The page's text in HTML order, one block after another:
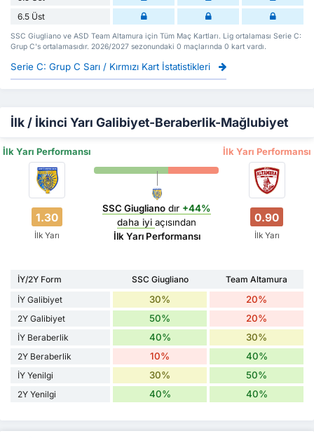
6.5 Üst
SSC Giugliano ve ASD Team Altamura için Tüm Maç Kartları. Lig ortalaması Serie C:
Grup C's ortalamasıdır. 2026/2027 sezonundaki 0 maçlarında 0 kart vardı.
Serie C: Grup C Sarı / Kırmızı Kart İstatistikleri
İlk / İkinci Yarı Galibiyet-Beraberlik-Mağlubiyet
İlk Yarı Performansı İlk Yarı Performansı
1.30
İlk Yarı
SSC Giugliano dır +44%
daha iyiaçısından
İlk Yarı Performansı
0.90
İlk Yarı
İY/2Y Form SSC Giugliano
Team Altamura
İY Galibiyet
30% 20%
2Y Galibiyet 50% 20%
İY Beraberlik 40% 30%
2Y Beraberlik 10% 40%
İY Yenilgi 30% 50%
2Y Yenilgi 40% 40%